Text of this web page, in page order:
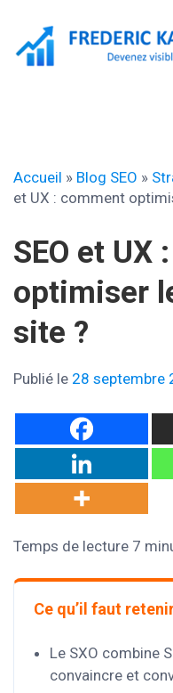
contenu
Accueil » Blog SEO »
et UX : comment
SEO et UX
optimiser
site ?
Publié le 28 septembre
Temps de lecture 7
Ce qu’il faut
Le SXO combine
convaincre et